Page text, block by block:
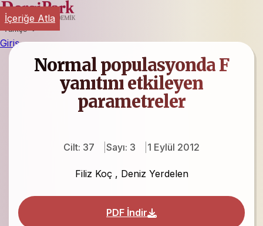
Türkçe
Giriş
Normal populasyonda F
yanıtını etkileyen
parametreler
Cilt: 37 Sayı: 3 1 Eylül 2012
Filiz Koç, Deniz Yerdelen
PDF İndir
İçeriğe Atla